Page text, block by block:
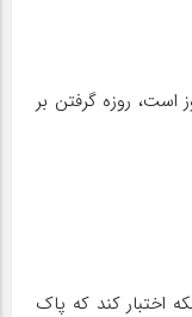
است، روزه گرفتن بر
اختبار کند که پاک